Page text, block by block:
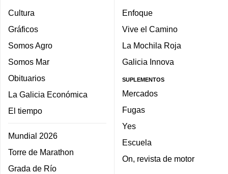
Cultura
Gráficos
Somos Agro
Somos Mar
Obituarios
La Galicia Económica
El tiempo
Mundial 2026
Torre de Marathon
Grada de Río
Enfoque
Vive el Camino
La Mochila Roja
Galicia Innova
SUPLEMENTOS
Mercados
Fugas
Yes
Escuela
On, revista de motor